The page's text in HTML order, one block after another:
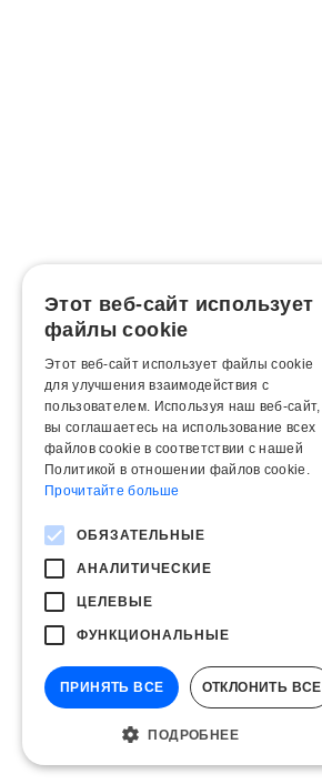
Этот веб-сайт использует
файлы cookie
Этот веб-сайт использует файлы cookie
для улучшения взаимодействия с
пользователем. Используя наш веб-сайт,
вы соглашаетесь на использование всех
файлов cookie в соответствии с нашей
Политикой в ​​отношении файлов cookie.
Прочитайте больше
ОБЯЗАТЕЛЬНЫЕ
АНАЛИТИЧЕСКИЕ
ЦЕЛЕВЫЕ
ФУНКЦИОНАЛЬНЫЕ
ПРИНЯТЬ ВСЕ ОТКЛОНИТЬ ВСЕ
ПОДРОБНЕЕ